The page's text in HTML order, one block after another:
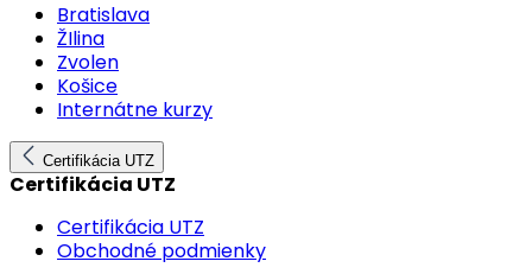
Bratislava
ŽIlina
Zvolen
Košice
Internátne kurzy
Certifikácia UTZ
Certifikácia UTZ
Certifikácia UTZ
Obchodné podmienky